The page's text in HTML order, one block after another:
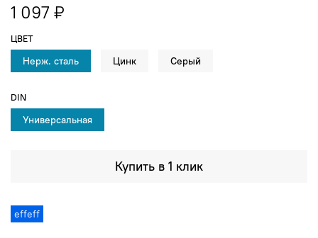
effeff
1 097 ₽
Купить в 1 клик
ЦВЕТ
Нерж. сталь Цинк Серый
DIN
Универсальная